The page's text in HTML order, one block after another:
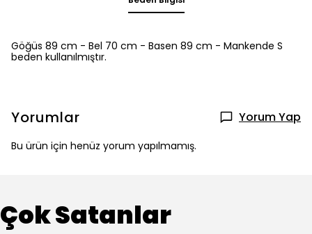
Göğüs 89 cm - Bel 70 cm - Basen 89 cm - Mankende S
beden kullanılmıştır.
Yorumlar Yorum Yap
Bu ürün için henüz yorum yapılmamış.
Çok Satanlar